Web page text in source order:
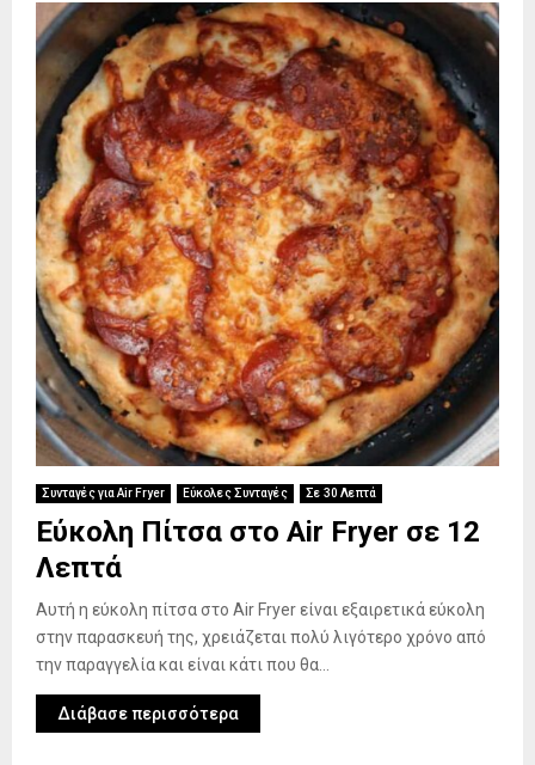
Συνταγές για Air Fryer Εύκολες Συνταγές Σε 30 Λεπτά
Εύκολη Πίτσα στο Air Fryer σε 12
Λεπτά
Αυτή η εύκολη πίτσα στο Air Fryer είναι εξαιρετικά εύκολη
στην παρασκευή της, χρειάζεται πολύ λιγότερο χρόνο από
την παραγγελία και είναι κάτι που θα...
Διάβασε περισσότερα